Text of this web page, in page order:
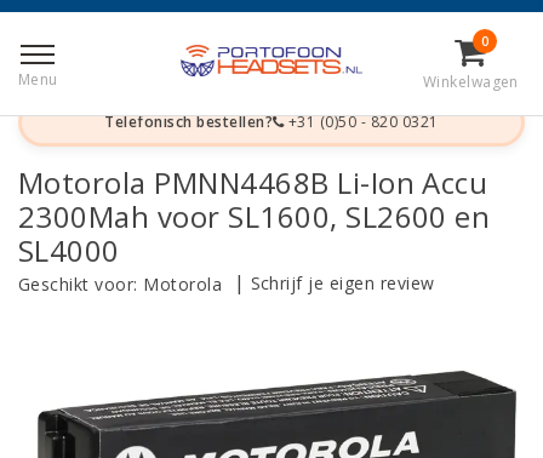
Menu
0
Winkelwagen
Motorola PMNN4468B Li-Ion Accu 2300Mah
voor SL1600, SL2600 en SL4000
Telefonisch bestellen? +31 (0)50 - 820 0321
Motorola PMNN4468B Li-Ion Accu
2300Mah voor SL1600, SL2600 en
SL4000
Geschikt voor: Motorola | Schrijf je eigen review